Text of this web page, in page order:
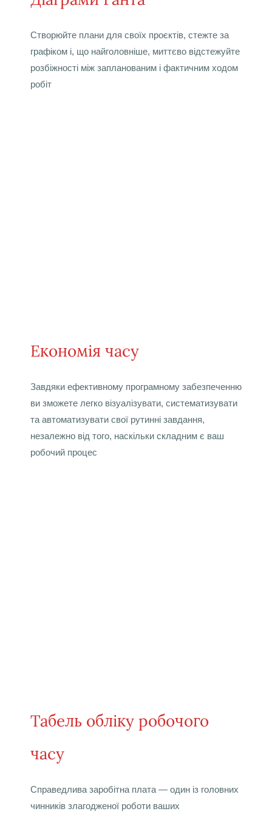
Створюйте плани для своїх проєктів, стежте за
графіком і, що найголовніше, миттєво відстежуйте
розбіжності між запланованим і фактичним ходом
робіт
Економія часу
Завдяки ефективному програмному забезпеченню
ви зможете легко візуалізувати, систематизувати
та автоматизувати свої рутинні завдання,
незалежно від того, наскільки складним є ваш
робочий процес
Табель обліку робочого
часу
Справедлива заробітна плата — один із головних
чинників злагодженої роботи ваших